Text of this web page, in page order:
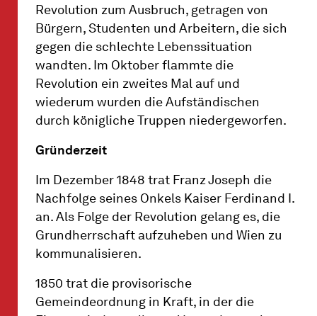
Revolution zum Ausbruch, getragen von
Bürgern, Studenten und Arbeitern, die sich
gegen die schlechte Lebenssituation
wandten. Im Oktober flammte die
Revolution ein zweites Mal auf und
wiederum wurden die Aufständischen
durch königliche Truppen niedergeworfen.
Gründerzeit
Im Dezember 1848 trat Franz Joseph die
Nachfolge seines Onkels Kaiser Ferdinand I.
an. Als Folge der Revolution gelang es, die
Grundherrschaft aufzuheben und Wien zu
kommunalisieren.
1850 trat die provisorische
Gemeindeordnung in Kraft, in der die